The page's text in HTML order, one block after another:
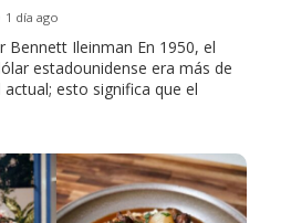
1 día ago
Bennett Ileinman En 1950, el
estadounidense era más de
esto significa que el